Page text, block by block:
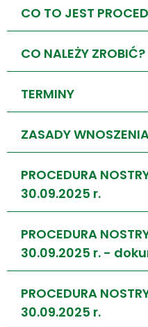
CO TO JEST
CO NALEŻY ZROBIĆ?
TERMINY
ZASADY
PROCEDURA
30.09.2025 r.
PROCEDURA
30.09.2025 r. -
PROCEDURA
30.09.2025 r.